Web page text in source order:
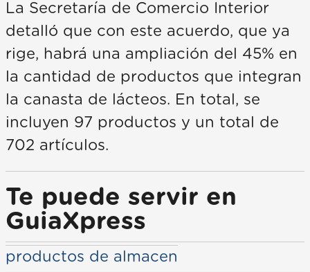
La Secretaría de Comercio Interior
detalló que con este acuerdo, que ya
rige, habrá una ampliación del 45% en
la cantidad de productos que integran
la canasta de lácteos. En total, se
incluyen 97 productos y un total de
702 artículos.
Te puede servir en
GuiaXpress
productos de almacen